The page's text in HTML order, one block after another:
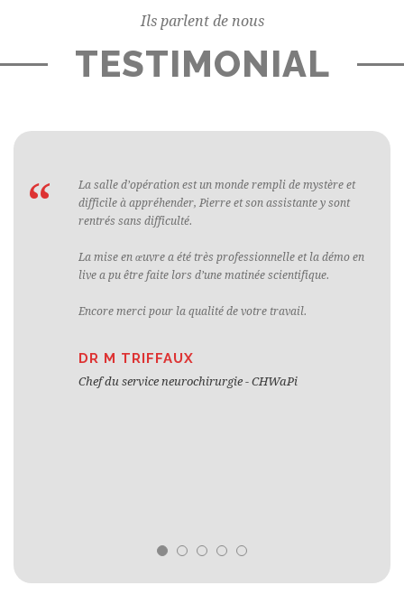
Ils parlent de nous
TESTIMONIAL
“
Grâce à cette visite virtuelle, le patient peut visualiser son
parcours dans le quartier opératoire.
L’organisation des prises de vue a été très professionnelle
l’activité du bloc opératoire.
Le résultat final est très bon avec une qualité d’image
Chargé de communication - CHR Mons Hainaut